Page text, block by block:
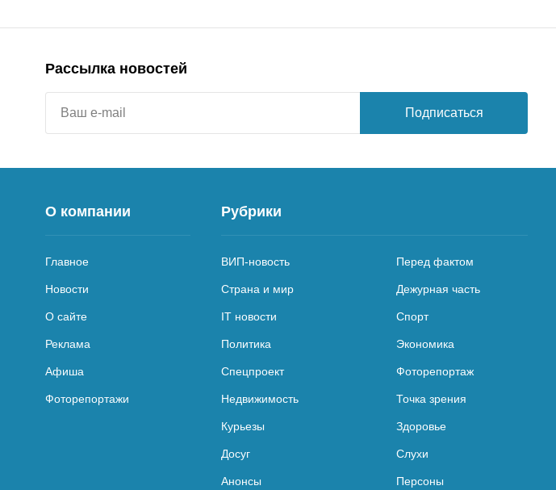
Рассылка новостей
Подписаться
О компании
Главное
Новости
О сайте
Реклама
Афиша
Фоторепортажи
Рубрики
ВИП-новость Перед фактом
Страна и мир Дежурная часть
IT новости Спорт
Политика Экономика
Спецпроект Фоторепортаж
Недвижимость Точка зрения
Курьезы Здоровье
Досуг Слухи
Анонсы Персоны